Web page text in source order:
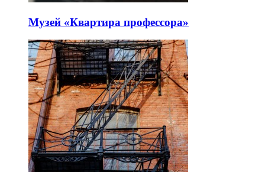
Музей «Квартира профессора»